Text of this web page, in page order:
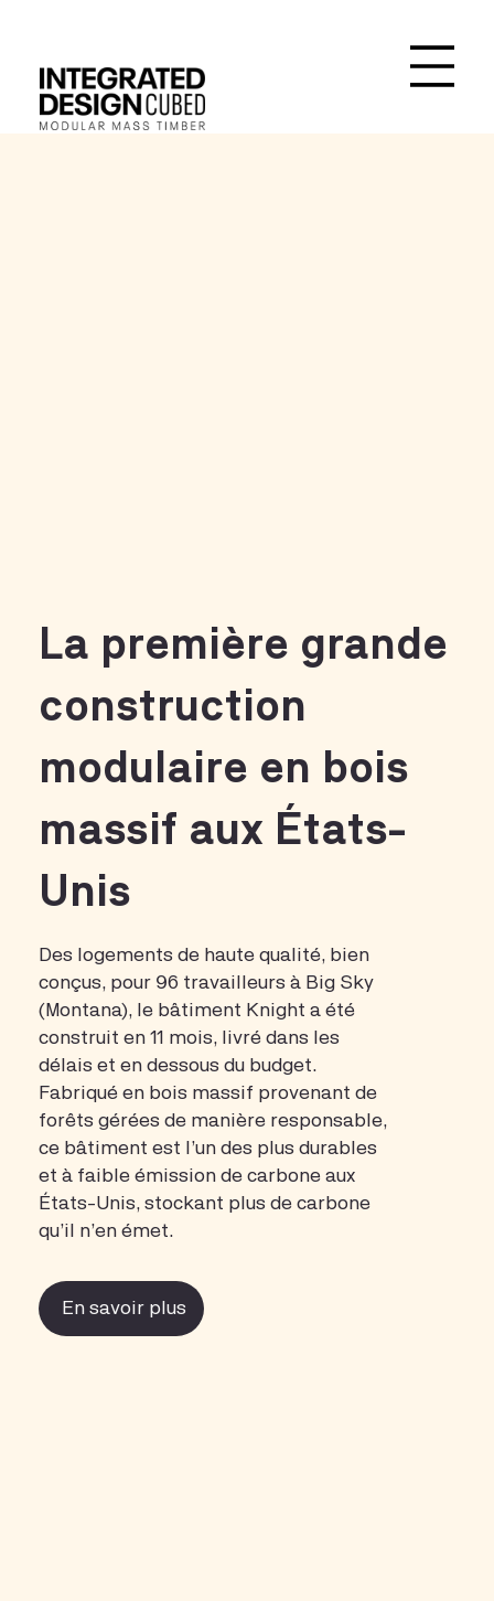
La première grande
construction
modulaire en bois
massif aux États-
Unis
Des logements de haute qualité, bien
conçus, pour 96 travailleurs à Big Sky
(Montana), le bâtiment Knight a été
construit en 11 mois, livré dans les
délais et en dessous du budget.
Fabriqué en bois massif provenant de
forêts gérées de manière responsable,
ce bâtiment est l’un des plus durables
et à faible émission de carbone aux
États-Unis, stockant plus de carbone
qu’il n’en émet.
En savoir plus